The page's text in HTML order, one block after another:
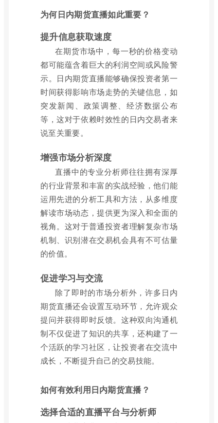
为何日内期货直播如此重要？
提升信息获取速度
在期货市场中，每一秒的价格变动
都可能蕴含着巨大的利润空间或风险警
示。日内期货直播能够确保投资者第一
时间获得影响市场走势的关键信息，如
突发新闻、政策调整、经济数据公布
等，这对于依赖时效性的日内交易者来
说至关重要。
增强市场分析深度
直播中的专业分析师往往拥有深厚
的行业背景和丰富的实战经验，他们能
运用先进的分析工具和方法，从多维度
解读市场动态，提供更为深入和全面的
视角。这对于普通投资者理解复杂市场
机制、识别潜在交易机会具有不可估量
的价值。
促进学习与交流
除了即时的市场分析外，许多日内
期货直播还会设置互动环节，允许观众
提问并获得即时反馈。这种双向沟通机
制不仅促进了知识的共享，还构建了一
个活跃的学习社区，让投资者在交流中
成长，不断提升自己的交易技能。
如何有效利用日内期货直播？
选择合适的直播平台与分析师